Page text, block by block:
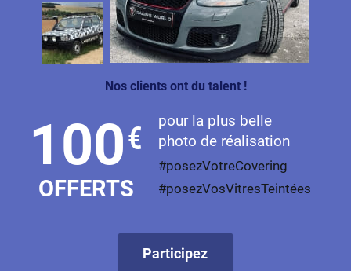
Lincoln
Livan
Maserati
Maybach
Mazda
Nos clients ont du talent !
100€
OFFERTS
pour la plus belle
photo de réalisation
#posezVotreCovering
#posezVosVitresTeintées
Participez